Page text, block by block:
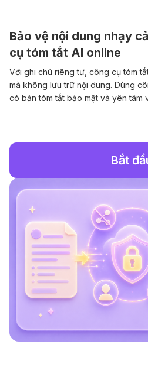
Bảo vệ nội dung nhạy
cụ tóm tắt AI online
Với ghi chú riêng tư, công cụ tóm
mà không lưu trữ nội dung. Dùng
có bản tóm tắt bảo mật và yên tâm
Bắt